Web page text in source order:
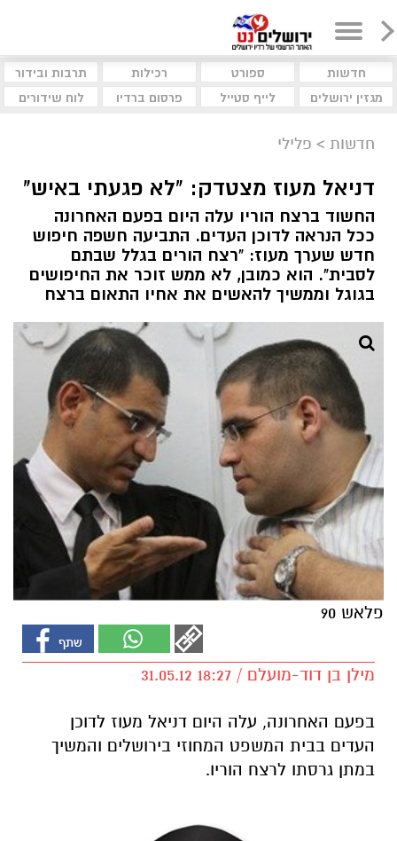
חדשות ספורט רכילות
תרבות ובידור
מגזין ירושלים
לייף סטייל פרסום ברדיו לוח שידורים
חדשות > פלילי
דניאל מעוז מצטדק: "לא פגעתי באיש"
החשוד ברצח הוריו עלה היום בפעם האחרונה
ככל הנראה לדוכן העדים. התביעה חשפה חיפוש
חדש שערך מעוז: "רצח הורים בגלל שבתם
לסבית". הוא כמובן, לא ממש זוכר את החיפושים
בגוגל וממשיך להאשים את אחיו התאום ברצח
פלאש 90
מילן בן דוד-מועלם / 18:27 31.05.12
בפעם האחרונה, עלה היום דניאל מעוז לדוכן
העדים בבית המשפט המחוזי בירושלים והמשיך
במתן גרסתו לרצח הוריו.